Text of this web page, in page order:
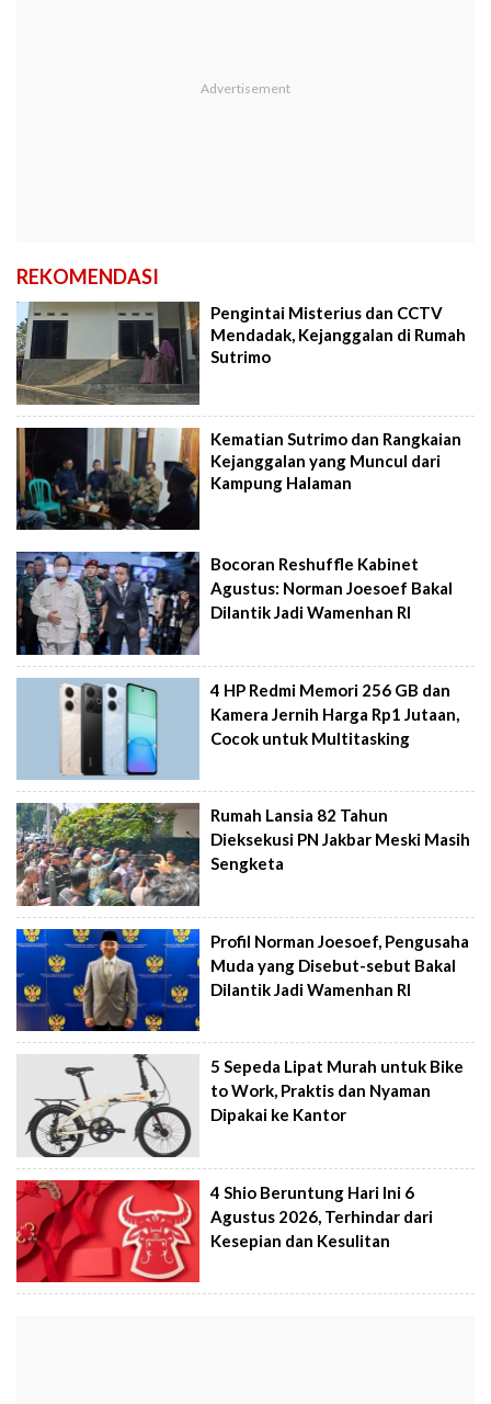
REKOMENDASI
Pengintai Misterius dan CCTV
Mendadak, Kejanggalan di Rumah
Sutrimo
Kematian Sutrimo dan Rangkaian
Kejanggalan yang Muncul dari
Kampung Halaman
Bocoran Reshuffle Kabinet
Agustus: Norman Joesoef Bakal
Dilantik Jadi Wamenhan RI
4 HP Redmi Memori 256 GB dan
Kamera Jernih Harga Rp1 Jutaan,
Cocok untuk Multitasking
Rumah Lansia 82 Tahun
Dieksekusi PN Jakbar Meski Masih
Sengketa
Profil Norman Joesoef, Pengusaha
Muda yang Disebut-sebut Bakal
Dilantik Jadi Wamenhan RI
5 Sepeda Lipat Murah untuk Bike
to Work, Praktis dan Nyaman
Dipakai ke Kantor
4 Shio Beruntung Hari Ini 6
Agustus 2026, Terhindar dari
Kesepian dan Kesulitan